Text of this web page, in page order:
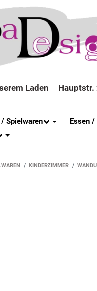
Laden Hauptstr.
/ Spielwaren Essen
KINDERZIMMER